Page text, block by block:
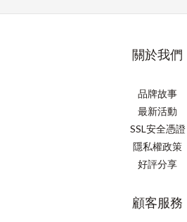
關於我們
品牌故事
最新活動
SSL安全憑證
隱私權政策
好評分享
顧客服務